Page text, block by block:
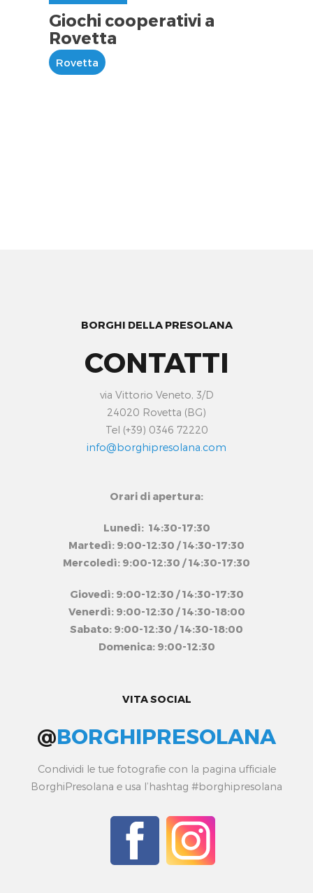
Giochi cooperativi a
Rovetta
Rovetta
BORGHI DELLA PRESOLANA
CONTATTI
via Vittorio Veneto, 3/D
24020 Rovetta (BG)
Tel (+39) 0346 72220
info@borghipresolana.com
Orari di apertura:
Lunedì: 14:30-17:30
Martedì: 9:00-12:30 / 14:30-17:30
Mercoledì: 9:00-12:30 / 14:30-17:30
Giovedì: 9:00-12:30 / 14:30-17:30
Venerdì: 9:00-12:30 / 14:30-18:00
Sabato: 9:00-12:30 / 14:30-18:00
Domenica: 9:00-12:30
VITA SOCIAL
@BORGHIPRESOLANA
Condividi le tue fotografie con la pagina ufficiale
BorghiPresolana e usa l’hashtag #borghipresolana